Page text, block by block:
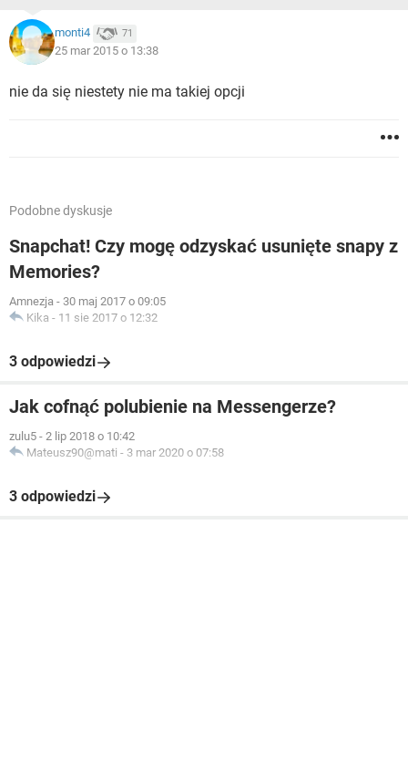
monti4 71
25 mar 2015 o 13:38
nie da się niestety nie ma takiej opcji
Podobne dyskusje
Snapchat! Czy mogę odzyskać usunięte snapy z
Memories?
Amnezja - 30 maj 2017 o 09:05
Kika - 11 sie 2017 o 12:32
3 odpowiedzi
Jak cofnąć polubienie na Messengerze?
zulu5 - 2 lip 2018 o 10:42
Mateusz90@mati - 3 mar 2020 o 07:58
3 odpowiedzi